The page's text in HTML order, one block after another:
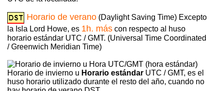
Horario de verano (Daylight Saving Time) Excepto
la Isla Lord Howe, es 1h. más con respecto al huso
horario estándar UTC / GMT. (Universal Time Coordinated
/ Greenwich Meridian Time)
Horario de invierno u Horario estándar UTC / GMT, es el
huso horario utilizado durante el resto del año, cuando no